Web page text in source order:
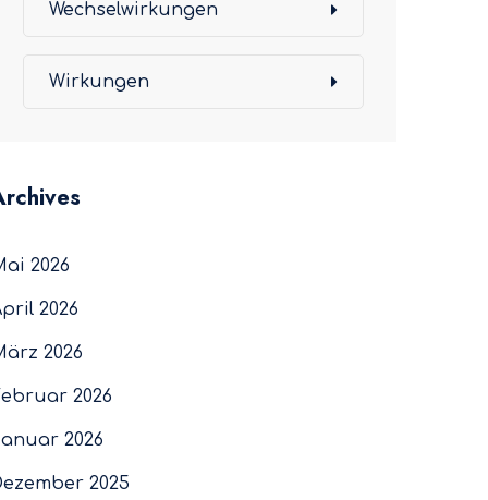
Wechselwirkungen
Wirkungen
2026
2026
2026
2026
2026
2025